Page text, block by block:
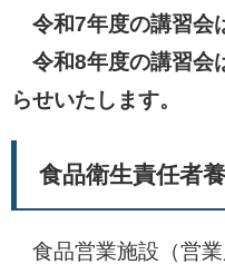
令和7年度の講習会
令和8年度の講習会
らせいたします。
食品衛生責任者
食品営業施設（営